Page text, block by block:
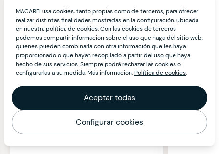
MACARFI usa cookies, tanto propias como de terceros, para ofrecer
realizar distintas finalidades mostradas en la configuración, ubicada
en nuestra política de cookies. Con las cookies de terceros
podemos compartir información sobre el uso que haga del sitio web,
quienes pueden combinarla con otra información que les haya
proporcionado o que hayan recopilado a partir del uso que haya
hecho de sus servicios. Siempre podrá rechazar las cookies o
configurarlas a su medida. Más información:Política de cookies.
Aceptar todas
Configurar cookies